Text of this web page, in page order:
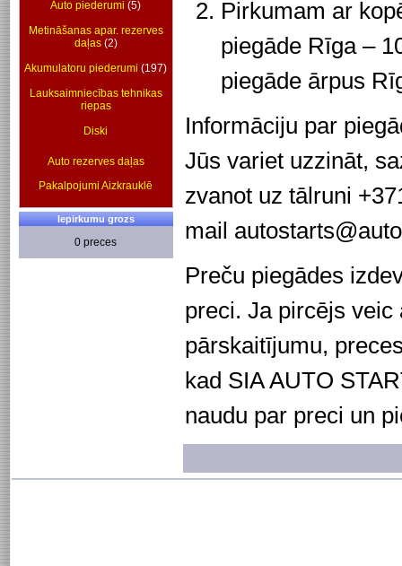
Auto piederumi (5)
Metināšanas apar. rezerves
daļas(2)
Akumulatoru piederumi (197)
Lauksaimniecības tehnikas
riepas
Diski
Auto rezerves daļas
Pakalpojumi Aizkrauklē
Iepirkumu grozs
0 preces
Pirkumam ar
piegāde Rīga –
piegāde ārpus
Informāciju par
Jūs variet uzzināt,
zvanot uz tālruni
mail
Preču piegādes
preci. Ja pircējs veic
pārskaitījumu,
kad SIA AUTO
naudu par preci un